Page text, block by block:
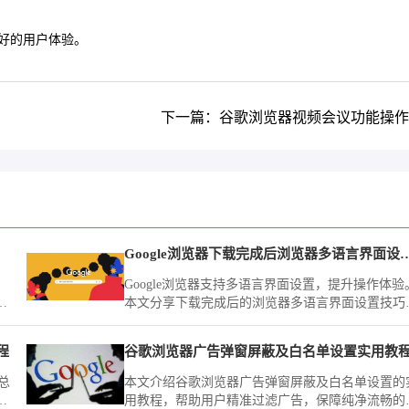
的用户体验。
下一篇：谷歌浏览器视频会议功能操
Google浏览器下载完成
Google浏览器支持多语言界面设置，提升操作体验
本文分享下载完成后的浏览器多语言界面设置技巧
谷歌浏览器广告弹窗屏蔽及白名单设置实用教
本文介绍谷歌浏览器广告弹窗屏蔽及白名单设置的
用教程，帮助用户精准过滤广告，保障纯净流畅的